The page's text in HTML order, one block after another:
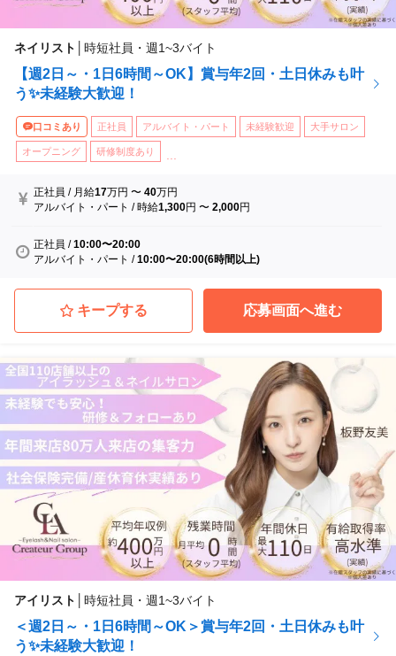
ネイリスト 時短社員・週1~3バイト
【週2日～・1日6時間～OK】賞与年2回・土日休みも叶
う✨未経験大歓迎！
口コミあり 正社員 アルバイト・パート 未経験歓迎 大手サロン
オープニング 研修制度あり
正社員 / 月給17万円 〜40万円
アルバイト・パート /時給1,300円 〜2,000円
正社員 /10:00〜20:00
アルバイト・パート /10:00〜20:00(6時間以上)
キープする 応募画面へ進む
アイリスト 時短社員・週1~3バイト
＜週2日～・1日6時間～OK＞賞与年2回・土日休みも叶
う✨未経験大歓迎！